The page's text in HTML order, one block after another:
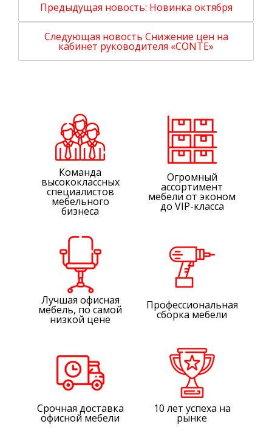
Предыдущая новость: Новинка октября
Следующая новость Снижение цен на
кабинет руководителя «CONTE»
Команда
высококлассных
специалистов
мебельного
бизнеса
Огромный
ассортимент
мебели от эконом
до VIP-класса
Лучшая офисная
мебель, по самой
низкой цене
Профессиональная
сборка мебели
Срочная доставка
офисной мебели
10 лет успеха на
рынке